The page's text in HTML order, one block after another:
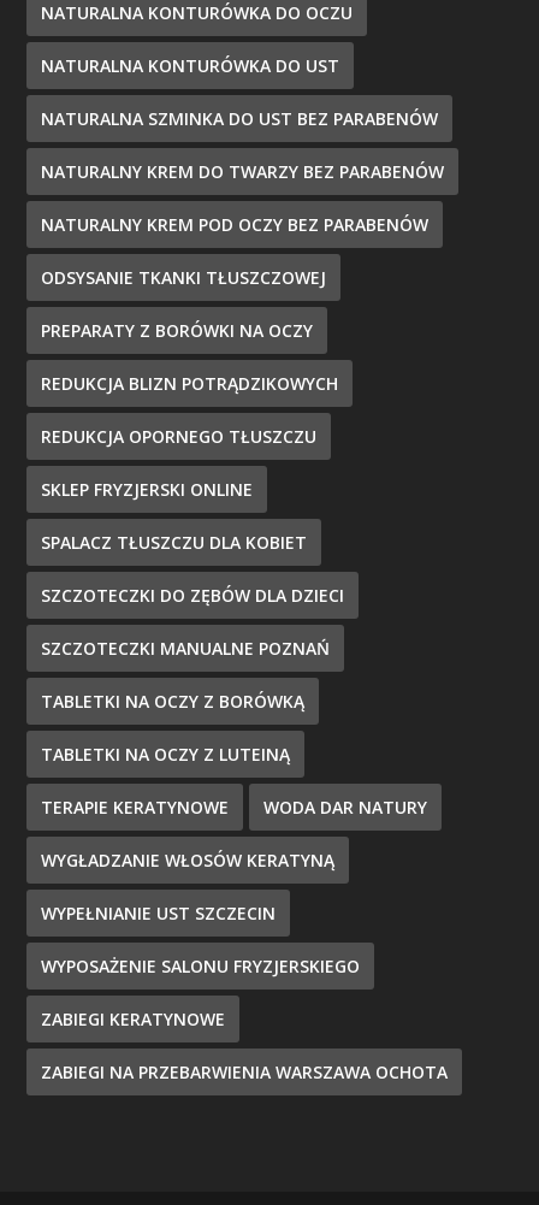
NATURALNA KONTURÓWKA DO OCZU
NATURALNA KONTURÓWKA DO UST
NATURALNA SZMINKA DO UST BEZ PARABENÓW
NATURALNY KREM DO TWARZY BEZ PARABENÓW
NATURALNY KREM POD OCZY BEZ PARABENÓW
ODSYSANIE TKANKI TŁUSZCZOWEJ
PREPARATY Z BORÓWKI NA OCZY
REDUKCJA BLIZN POTRĄDZIKOWYCH
REDUKCJA OPORNEGO TŁUSZCZU
SKLEP FRYZJERSKI ONLINE
SPALACZ TŁUSZCZU DLA KOBIET
SZCZOTECZKI DO ZĘBÓW DLA DZIECI
SZCZOTECZKI MANUALNE POZNAŃ
TABLETKI NA OCZY Z BORÓWKĄ
TABLETKI NA OCZY Z LUTEINĄ
TERAPIE KERATYNOWE WODA DAR NATURY
WYGŁADZANIE WŁOSÓW KERATYNĄ
WYPEŁNIANIE UST SZCZECIN
WYPOSAŻENIE SALONU FRYZJERSKIEGO
ZABIEGI KERATYNOWE
ZABIEGI NA PRZEBARWIENIA WARSZAWA OCHOTA